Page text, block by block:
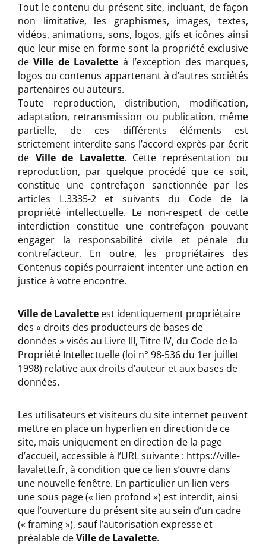
Tout le contenu du présent site, incluant, de façon
non limitative, les graphismes, images, textes,
vidéos, animations, sons, logos, gifs et icônes ainsi
que leur mise en forme sont la propriété exclusive
deVille de Lavalette à l’exception des marques,
logos ou contenus appartenant à d’autres sociétés
partenaires ou auteurs.
Toute reproduction, distribution, modification,
adaptation, retransmission ou publication, même
partielle, de ces différents éléments est
strictement interdite sans l’accord exprès par écrit
de Ville de Lavalette. Cette représentation ou
reproduction, par quelque procédé que ce soit,
constitue une contrefaçon sanctionnée par les
articles L.3335-2 et suivants du Code de la
propriété intellectuelle. Le non-respect de cette
interdiction constitue une contrefaçon pouvant
engager la responsabilité civile et pénale du
contrefacteur. En outre, les propriétaires des
Contenus copiés pourraient intenter une action en
justice à votre encontre.
Ville de Lavalette est identiquement propriétaire
des « droits des producteurs de bases de
données » visés au Livre III, Titre IV, du Code de la
Propriété Intellectuelle (loi n° 98-536 du 1er juillet
1998) relative aux droits d’auteur et aux bases de
données.
Les utilisateurs et visiteurs du site internet peuvent
mettre en place un hyperlien en direction de ce
site, mais uniquement en direction de la page
d’accueil, accessible à l’URL suivante : https://ville-
lavalette.fr, à condition que ce lien s’ouvre dans
une nouvelle fenêtre. En particulier un lien vers
une sous page (« lien profond ») est interdit, ainsi
que l’ouverture du présent site au sein d’un cadre
(« framing »), sauf l’autorisation expresse et
préalable deVille de Lavalette.